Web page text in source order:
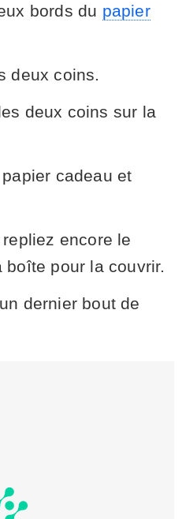
bords du papier
deux coins.
deux coins sur la
cadeau et
encore le
pour la couvrir.
dernier bout de